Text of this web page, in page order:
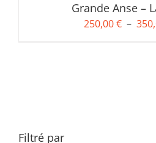
Grande Anse –
250,00€ –
Filtré par